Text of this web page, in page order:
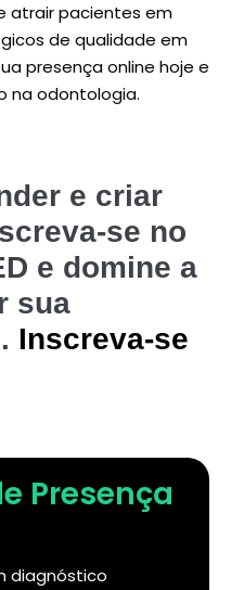
atrair pacientes em
de qualidade em
presença online hoje e
na odontologia.
e criar
se no
e domine a
sua
Inscreva-se
Presença
diagnóstico